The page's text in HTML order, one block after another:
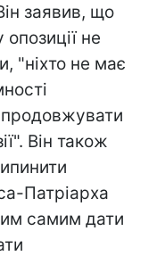
заявив, що
не
"ніхто не має
продовжувати
Він також
Патріарха
самим дати